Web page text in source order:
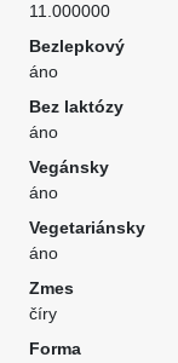
11.000000
Bezlepkový
áno
Bez laktózy
áno
Vegánsky
áno
Vegetariánsky
áno
Zmes
číry
Forma